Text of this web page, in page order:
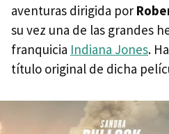
aventuras dirigida por
su vez una de las grandes
franquicia Indiana Jones.
título original de dicha